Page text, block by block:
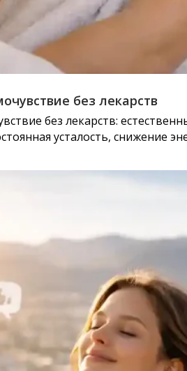
без лекарств
без лекарств:
усталость, снижение